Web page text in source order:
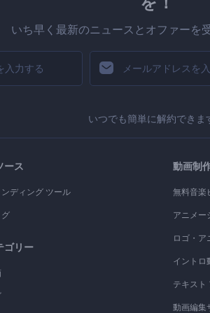
いち早く最新のニュースとオファーを
いつでも簡単に解約できま
ース
ディング ツール
ゴリー
動画制
無料音楽
アニメー
ロゴ・ア
イントロ
テキスト
動画編集